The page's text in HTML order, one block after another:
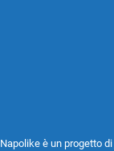
Napolike è un progetto di